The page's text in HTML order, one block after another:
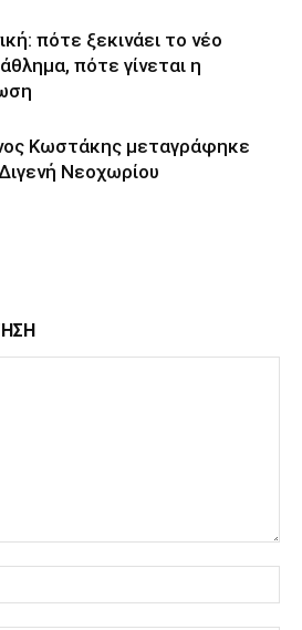
πότε ξεκινάει το νέο
πότε γίνεται η
Κωστάκης μεταγράφηκε
Νεοχωρίου